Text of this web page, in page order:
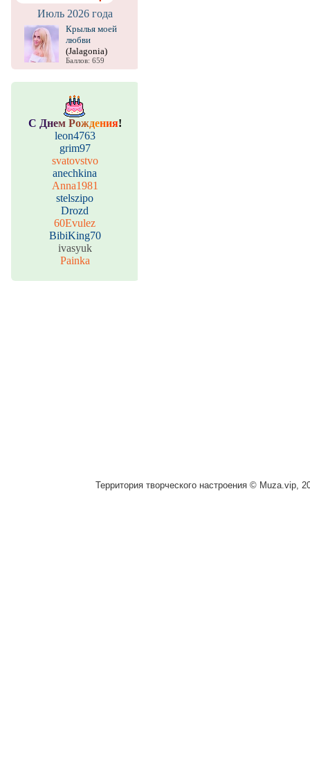
Июль 2026 года
Крылья моей
любви
(Jalagonia)
Баллов: 659
С Днем Рождения!
leon4763
grim97
svatovstvo
anechkina
Anna1981
stelszipo
Drozd
60Evulez
BibiKing70
ivasyuk
Painka
Территория творческого настроения © Muza.vip,